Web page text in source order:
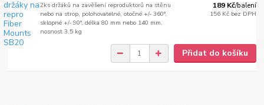
2ks držáků na zavěšení reproduktorů na stěnu
nebo na strop, polohovatelné, otočné +/- 360°,
sklopné +/- 90°, délka 80 mm nebo 140 mm,
nosnost 3,5 kg
189 Kč/balení
156 Kč bez DPH
Přidat do košíku